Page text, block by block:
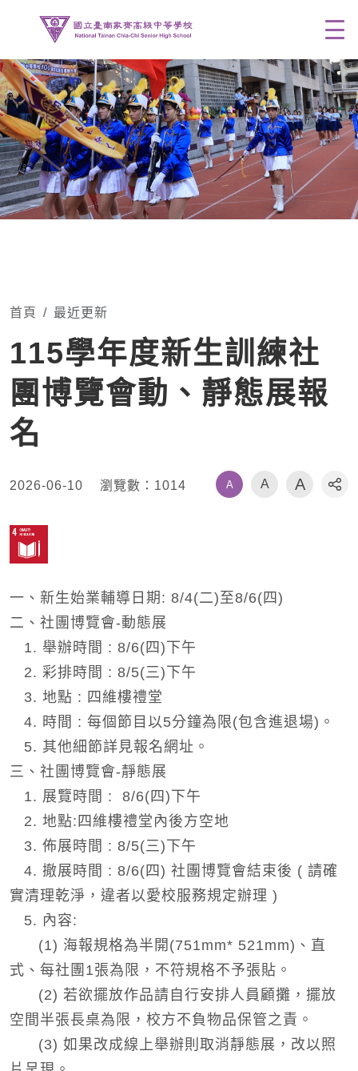
首頁 最近更新
115學年度新生訓練社
團博覽會動、靜態展報
名
2026-06-10 瀏覽數： 1014 A A A
社
一、新生始業輔導日期: 8/4(二)至8/6(四)
二、社團博覽會-動態展
1. 舉辦時間 : 8/6(四)下午
2. 彩排時間 : 8/5(三)下午
3. 地點 : 四維樓禮堂
4. 時間 : 每個節目以5分鐘為限(包含進退場)。
5. 其他細節詳見報名網址。
三、社團博覽會-靜態展
1. 展覽時間 : 8/6(四)下午
2. 地點:四維樓禮堂內後方空地
3. 佈展時間 : 8/5(三)下午
4. 撤展時間 : 8/6(四) 社團博覽會結束後 ( 請確
實清理乾淨，違者以愛校服務規定辦理 )
5. 內容:
(1) 海報規格為半開(751mm* 521mm)、直
式、每社團1張為限，不符規格不予張貼。
(2) 若欲擺放作品請自行安排人員顧攤，擺放
空間半張長桌為限，校方不負物品保管之責。
(3) 如果改成線上舉辦則取消靜態展，改以照